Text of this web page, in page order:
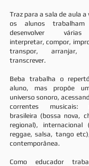
Traz para a sala de aula a
os alunos
desenvolver várias
interpretar, compor,
transpor, arranjar,
transcrever.
Beba trabalha o
aluno, mas propõe
universo sonoro,
correntes musicais:
brasileira (bossa nova,
regional), internacional
reggae, salsa, tango
contemporânea.
Como educador